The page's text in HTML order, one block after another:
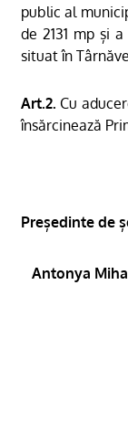
public al
de 2131 mp și
situat în
Art.2. Cu
însărcinează
Președinte de
Antonya